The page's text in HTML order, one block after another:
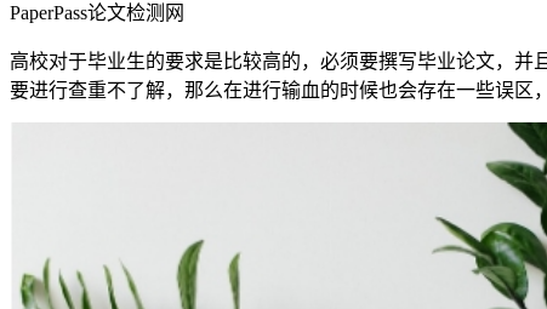
PaperPass论文检测网
高校对于毕业生的要求是比较高的，必须要撰写毕业论文，
要进行查重不了解，那么在进行输血的时候也会存在一些误区